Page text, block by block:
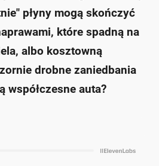
płyny mogą skończyć
które spadną na
albo kosztowną
drobne zaniedbania
współczesne auta?